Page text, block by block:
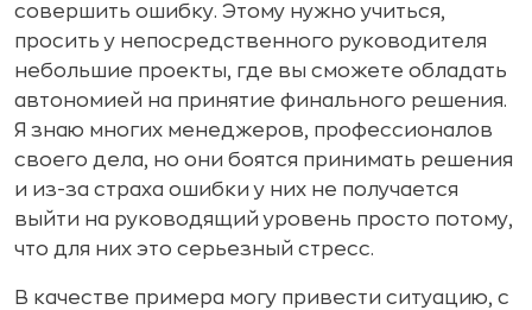
совершить ошибку. Этому нужно учиться,
просить у непосредственного руководителя
небольшие проекты, где вы сможете обладать
автономией на принятие финального решения.
Я знаю многих менеджеров, профессионалов
своего дела, но они боятся принимать решения
и из-за страха ошибки у них не получается
выйти на руководящий уровень просто потому,
что для них это серьезный стресс.
В качестве примера могу привести ситуацию, с